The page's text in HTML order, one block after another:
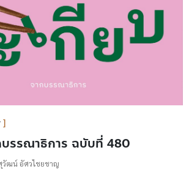
บรรณาธิการ ฉบับที่ 480
วัฒน์ อัศวไชยชาญ